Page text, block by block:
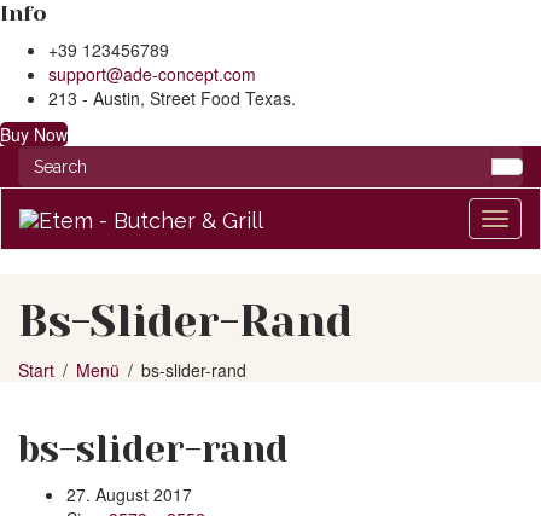
Info
+39 123456789
support@ade-concept.com
213 - Austin, Street Food Texas.
Buy Now
Bs-Slider-Rand
Start Menü bs-slider-rand
bs-slider-rand
27. August 2017